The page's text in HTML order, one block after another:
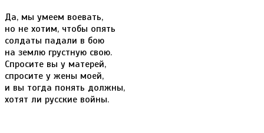
Да, мы умеем воевать,
но не хотим, чтобы опять
солдаты падали в бою
на землю грустную свою.
Спросите вы у матерей,
спросите у жены моей,
и вы тогда понять должны,
хотят ли русские войны.